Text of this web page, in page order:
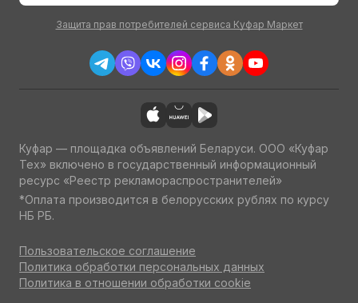
Защита прав потребителей сервиса Куфар Маркет
Куфар — площадка объявлений Беларуси. ООО «Куфар
Тех» включено в государственный информационный
ресурс «Реестр рекламораспространителей»
*Оплата производится в белорусских рублях по курсу
НБ РБ.
Пользовательское соглашение
Политика обработки персональных данных
Политика в отношении обработки cookie